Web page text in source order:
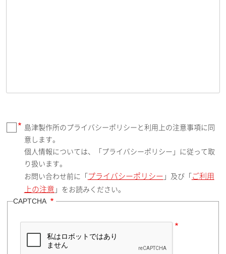
島津製作所のプライバシーポリシーと利用上の注意事項に同
意します。
個人情報については、「プライバシーポリシー」に従って取
り扱います。
お問い合わせ前に「 プライバシーポリシー 」及び「 ご利用
上の注意 」をお読みください。
CAPTCHA